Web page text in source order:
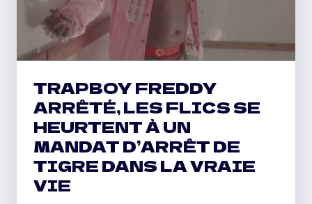
TRAPBOY FREDDY
ARRÊTÉ, LES FLICS SE
HEURTENT À UN
MANDAT D’ARRÊT DE
TIGRE DANS LA VRAIE
VIE